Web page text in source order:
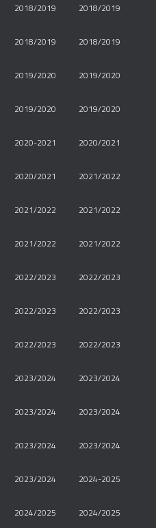
2018/2019 2018/2019
2018/2019 2018/2019
2019/2020 2019/2020
2019/2020 2019/2020
2020-2021 2020/2021
2020/2021 2021/2022
2021/2022 2021/2022
2021/2022 2021/2022
2022/2023 2022/2023
2022/2023 2022/2023
2022/2023 2022/2023
2023/2024 2023/2024
2023/2024 2023/2024
2023/2024 2023/2024
2023/2024 2024-2025
2024/2025 2024/2025